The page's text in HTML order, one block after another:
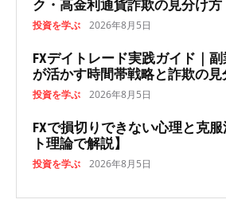
ク・高金利通貨詐欺の見分け方
投資を学ぶ 2026年8月5日
FXデイトレード実践ガイド｜
が活かす時間帯戦略と詐欺の見
投資を学ぶ 2026年8月5日
FXで損切りできない心理と克
ト理論で解説】
投資を学ぶ 2026年8月5日